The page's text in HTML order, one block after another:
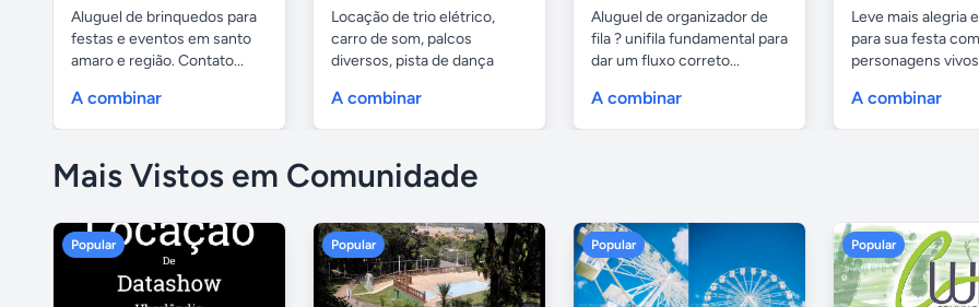
Aluguel de brinquedos para
festas e eventos em santo
amaro e região. Contato...
A combinar
Locação de trio elétrico,
carro de som, palcos
diversos, pista de dança
A combinar
Aluguel de organizador de
fila ? unifila fundamental para
dar um fluxo correto...
A combinar
Leve mais alegria
para sua festa com
personagens
A combinar
Mais Vistos em Comunidade
Popular Popular Popular Popular